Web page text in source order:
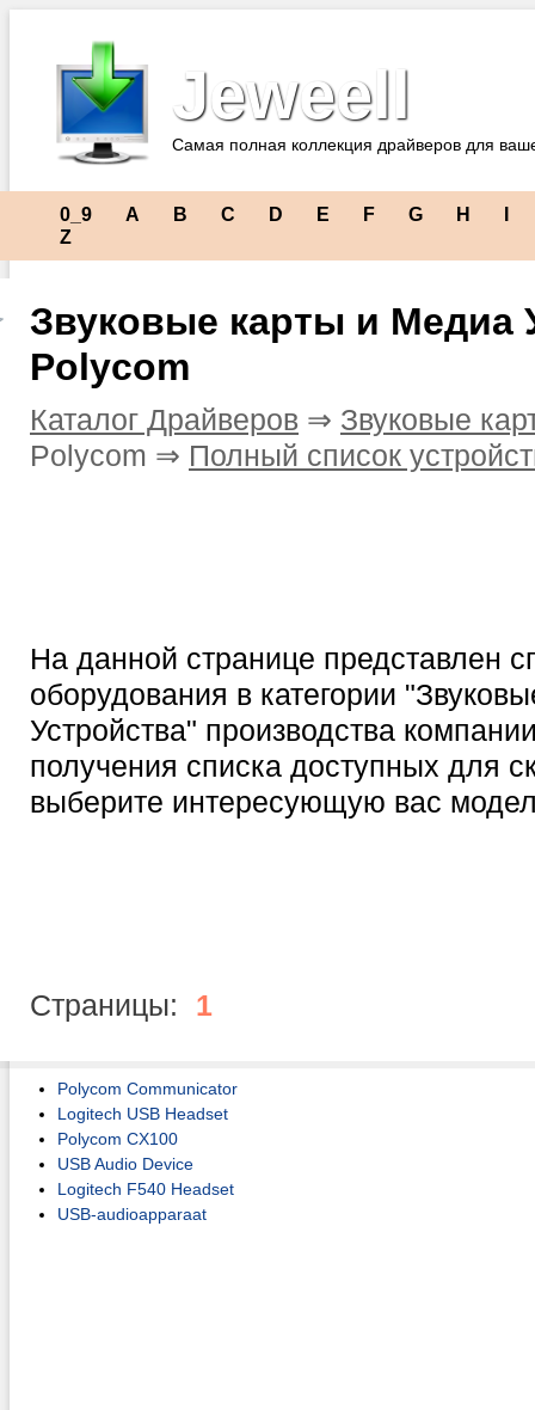
Jeweell
Самая полная коллекция драйверов для
0_9 A B C D E F G H
Z
Звуковые карты и Медиа
Polycom
Каталог Драйверов ⇒ Звуковые
Polycom ⇒ Полный список
На данной странице представлен
оборудования в категории
Устройства" производства
получения списка доступных для
выберите интересующую вас
Страницы: 1
Polycom Communicator
Logitech USB Headset
Polycom CX100
USB Audio Device
Logitech F540 Headset
USB-audioapparaat